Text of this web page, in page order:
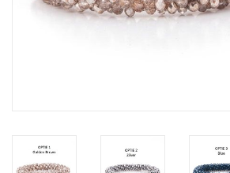
Fashion
Ohlala Jewels